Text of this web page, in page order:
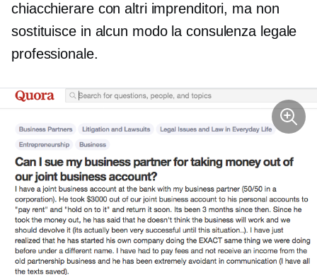
chiacchierare con altri imprenditori, ma non
sostituisce in alcun modo la consulenza legale
professionale.